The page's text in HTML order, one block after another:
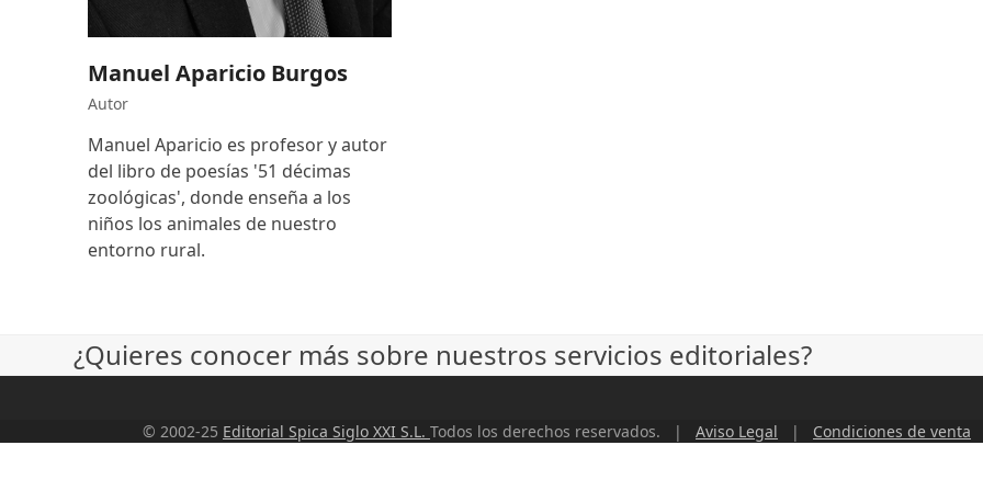
Manuel Aparicio Burgos
Autor
Manuel Aparicio es profesor y autor
del libro de poesías '51 décimas
zoológicas', donde enseña a los
niños los animales de nuestro
entorno rural.
¿Quieres conocer más sobre nuestros servicios editoriales?
© 2002-25 Editorial Spica Siglo XXI S.L. Todos los derechos reservados. | Aviso Legal | Condiciones de venta